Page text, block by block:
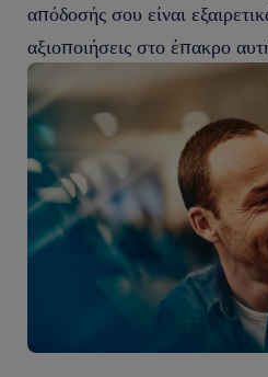
απόδοσής σου είναι
αξιοποιήσεις στο έπακρο